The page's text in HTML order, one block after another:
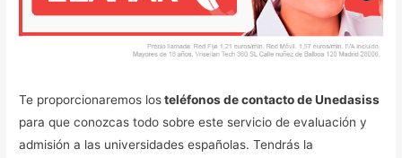
Te proporcionaremos losteléfonos de contacto de Unedasiss
para que conozcas todo sobre este servicio de evaluación y
admisión a las universidades españolas. Tendrás la